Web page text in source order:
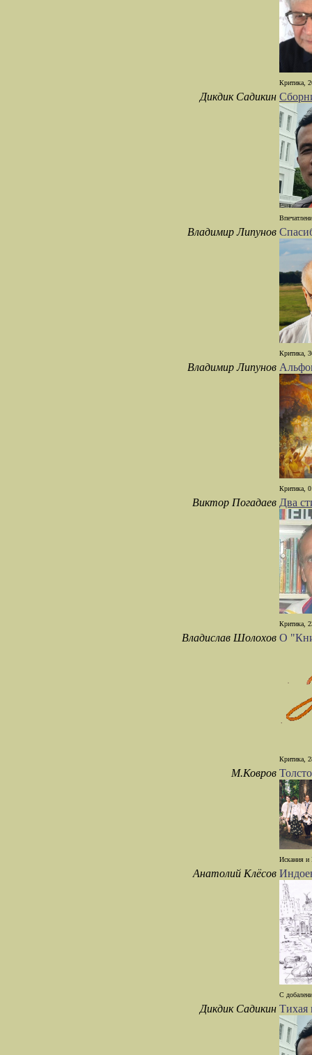
Критика,
Дикдик Садикин
Владимир Липунов
Критика,
Владимир Липунов
Критика,
Виктор Погадаев Два
Критика,
Владислав Шолохов О
Критика,
М.Ковров
Искания и
Анатолий Клёсов
С
Дикдик Садикин Тихая